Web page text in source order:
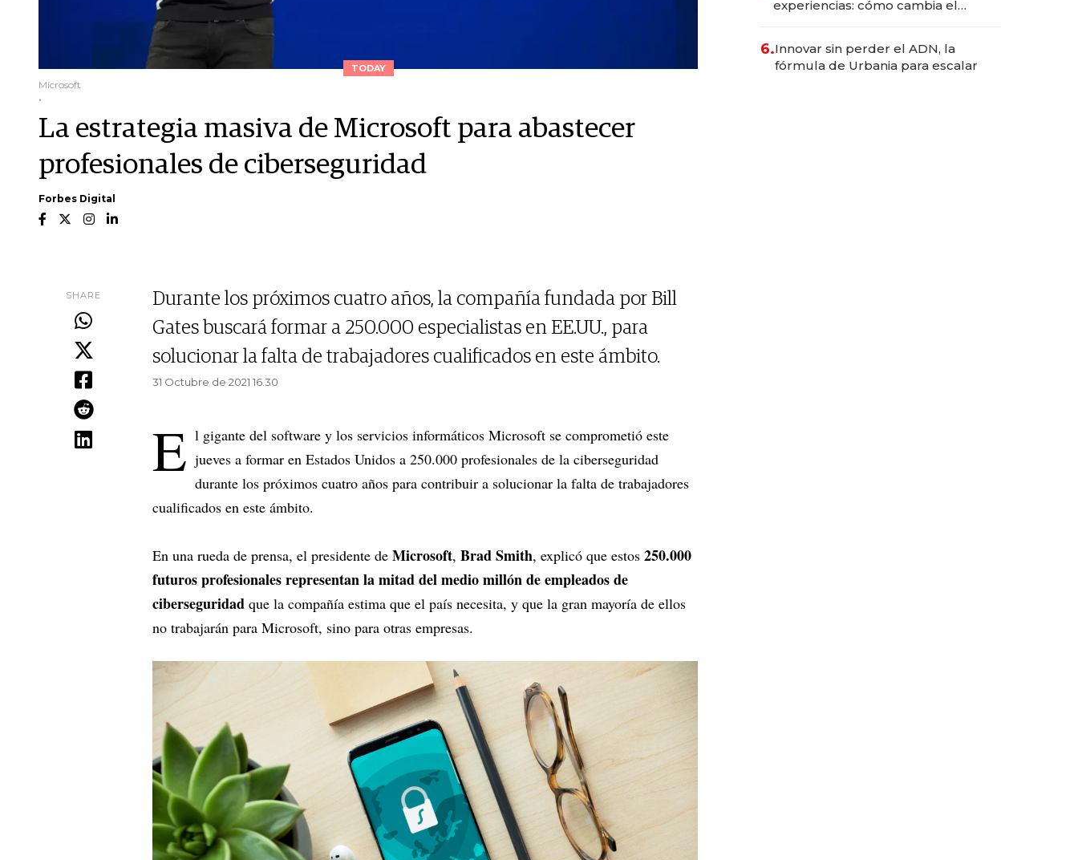
TODAY
Microsoft
.
La estrategia masiva de Microsoft para abastecer
profesionales de ciberseguridad
Forbes Digital
SHARE
Durante los próximos cuatro años, la compañía fundada por Bill
Gates buscará formar a 250.000 especialistas en EE.UU., para
solucionar la falta de trabajadores cualificados en este ámbito.
31 Octubre de 2021 16.30
E l gigante del software y los servicios informáticos Microsoft se comprometió este
jueves a formar en Estados Unidos a 250.000 profesionales de la ciberseguridad
durante los próximos cuatro años para contribuir a solucionar la falta de trabajadores
cualificados en este ámbito.
En una rueda de prensa, el presidente de Microsoft, Brad Smith, explicó que estos 250.000
futuros profesionales representan la mitad del medio millón de empleados de
ciberseguridad que la compañía estima que el país necesita, y que la gran mayoría de ellos
no trabajarán para Microsoft, sino para otras empresas.
experiencias: cómo cambia el
6.Innovar sin perder el ADN, la
fórmula de Urbania para escalar